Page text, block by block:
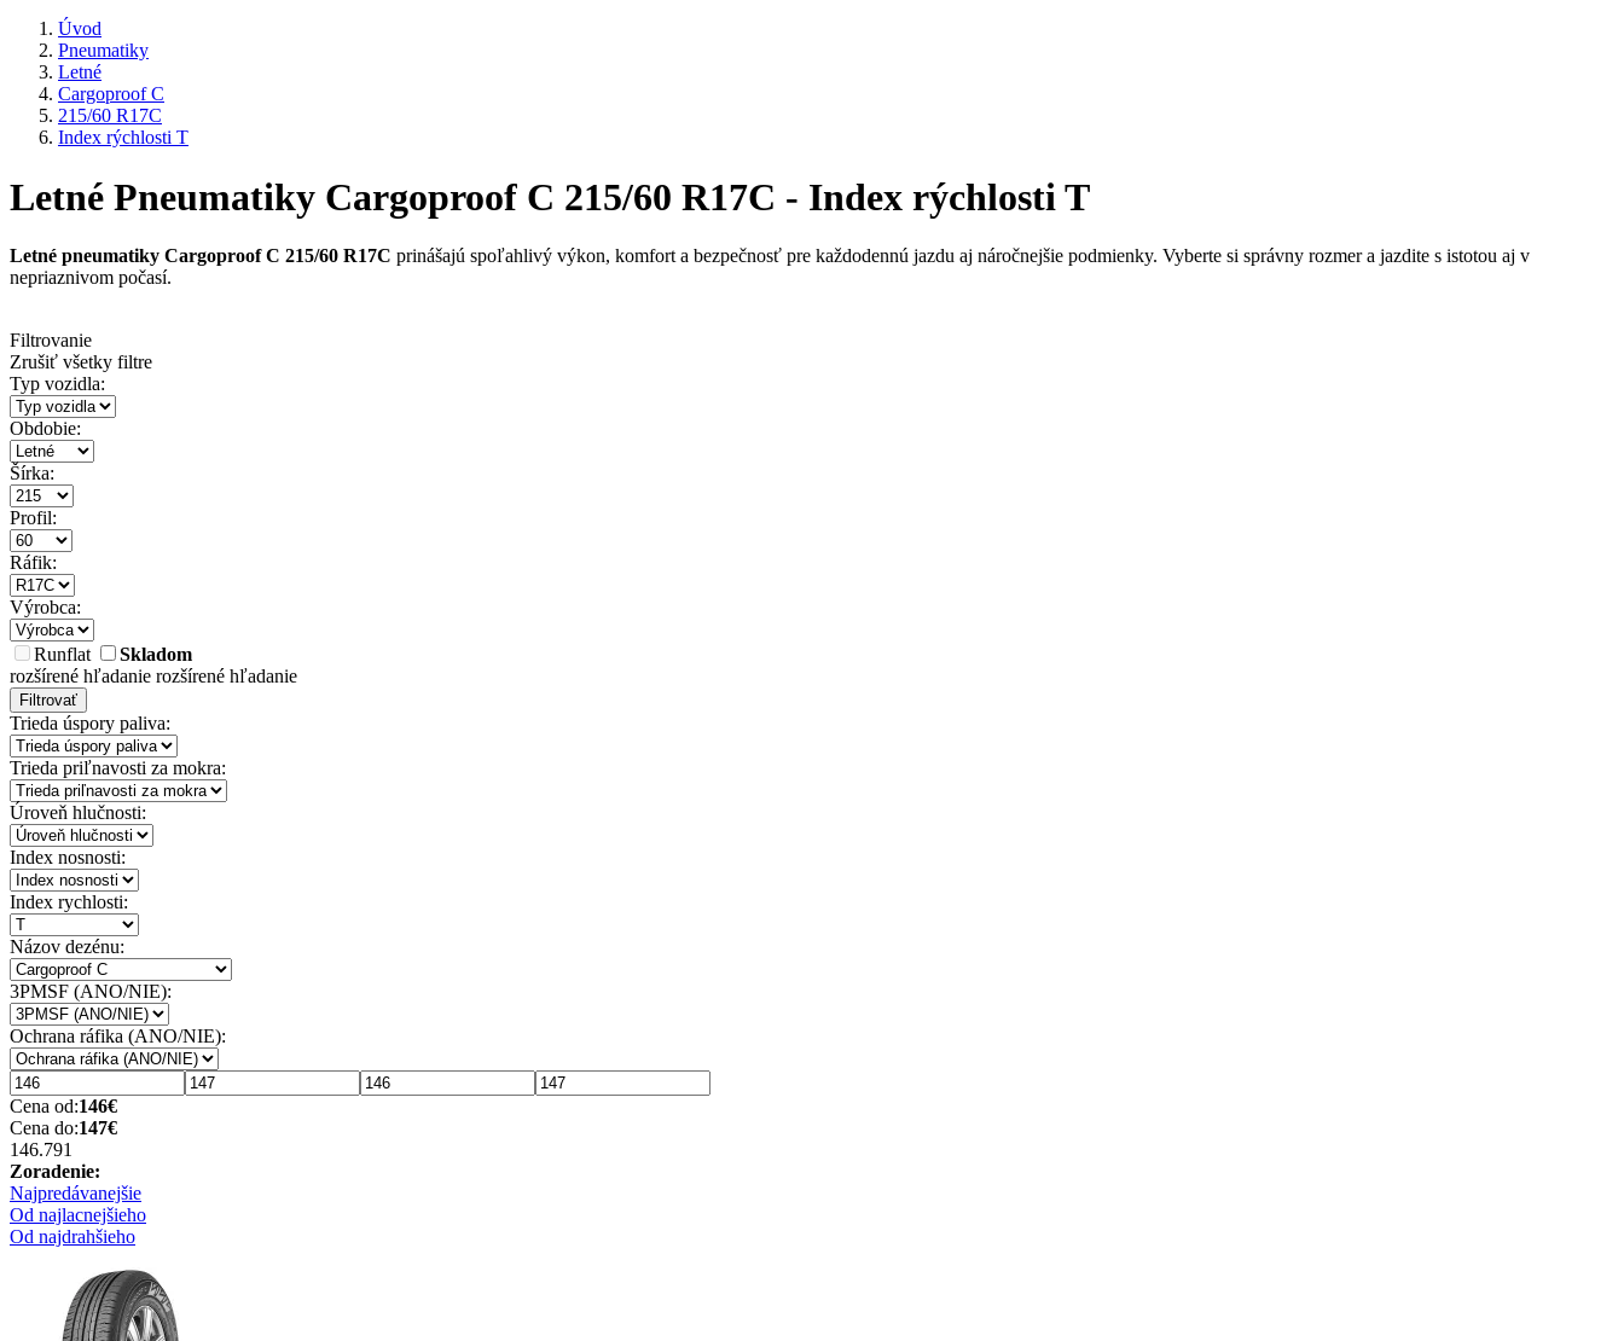
Úvod
Pneumatiky
Letné
Cargoproof C
215/60 R17C
Index rýchlosti T
Letné Pneumatiky Cargoproof C 215/60 R17C - Index rýchlosti T
Letné pneumatiky Cargoproof C 215/60 R17C prinášajú spoľahlivý výkon, komfort a bezpečnosť pre každodennú jazdu aj náročnejšie podmienky. Vyberte si správny rozmer a jazdite s istotou aj v
nepriaznivom počasí.
Filtrovanie
Zrušiť všetky filtre
Typ vozidla:
Obdobie:
Šírka:
Profil:
Ráfik:
Výrobca:
Runflat
Skladom
rozšírené hľadanie rozšírené hľadanie
Filtrovať
Trieda úspory paliva:
Trieda priľnavosti za mokra:
Úroveň hlučnosti:
Index nosnosti:
Index rychlosti:
Názov dezénu:
3PMSF (ANO/NIE):
Ochrana ráfika (ANO/NIE):
Cena od:146€
Cena do:147€
146.791
Zoradenie:
Najpredávanejšie
Od najlacnejšieho
Od najdrahšieho